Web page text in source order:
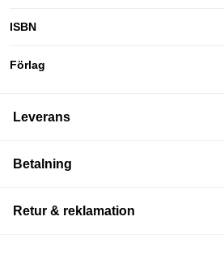
ISBN
Förlag
Leverans
Betalning
Retur & reklamation